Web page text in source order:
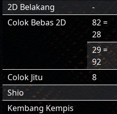
2D Belakang
-
Colok Bebas 2D
82 =
28
29 =
92
Colok Jitu
8
Shio
Kembang Kempis